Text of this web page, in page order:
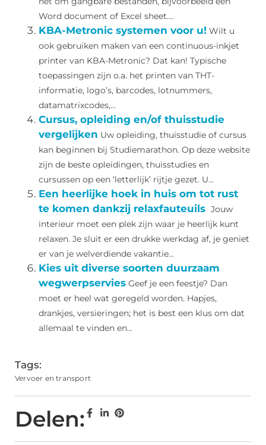
Word document of Excel sheet....
KBA-Metronic systemen voor u! Wilt u
ook gebruiken maken van een continuous-inkjet
printer van KBA-Metronic? Dat kan! Typische
toepassingen zijn o.a. het printen van THT-
informatie, logo’s, barcodes, lotnummers,
datamatrixcodes,...
Cursus, opleiding en/of thuisstudie
vergelijken Uw opleiding, thuisstudie of cursus
kan beginnen bij Studiemarathon. Op deze website
zijn de beste opleidingen, thuisstudies en
cursussen op een ‘letterlijk’ rijtje gezet. U...
Een heerlijke hoek in huis om tot rust
te komen dankzij relaxfauteuils Jouw
interieur moet een plek zijn waar je heerlijk kunt
relaxen. Je sluit er een drukke werkdag af, je geniet
er van je welverdiende vakantie...
Kies uit diverse soorten duurzaam
wegwerpservies Geef je een feestje? Dan
moet er heel wat geregeld worden. Hapjes,
drankjes, versieringen; het is best een klus om dat
allemaal te vinden en...
Tags:
Vervoer en transport
Delen: